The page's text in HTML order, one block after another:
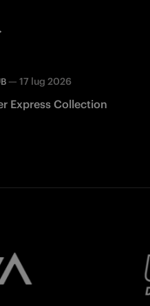
— 17 lug 2026
Express Collection